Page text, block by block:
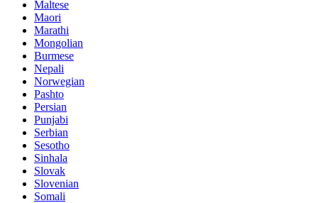
Maltese
Maori
Marathi
Mongolian
Burmese
Nepali
Norwegian
Pashto
Persian
Punjabi
Serbian
Sesotho
Sinhala
Slovak
Slovenian
Somali